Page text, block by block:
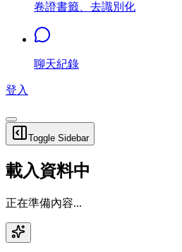
卷證書籤、去識別化
聊天紀錄
登入
Toggle Sidebar
載入資料中
正在準備內容...